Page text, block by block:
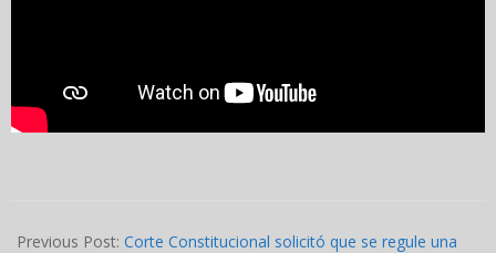
08-
Previous Post: Corte Constitucional solicitó que se regule una